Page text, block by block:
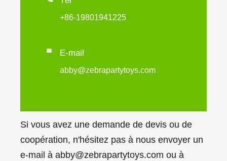
+86-19801941225
 E-mail
abby@zebrapartytoys.com
Si vous avez une demande de devis ou de
coopération, n'hésitez pas à nous envoyer un
e-mail à abby@zebrapartytoys.com ou à